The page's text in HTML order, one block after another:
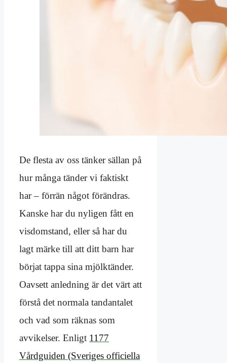
De flesta av oss tänker sällan på
hur många tänder vi faktiskt
har – förrän något förändras.
Kanske har du nyligen fått en
visdomstand, eller så har du
lagt märke till att ditt barn har
börjat tappa sina mjölktänder.
Oavsett anledning är det värt att
förstå det normala tandantalet
och vad som räknas som
avvikelser. Enligt 1177
Vårdguiden (Sveriges officiella